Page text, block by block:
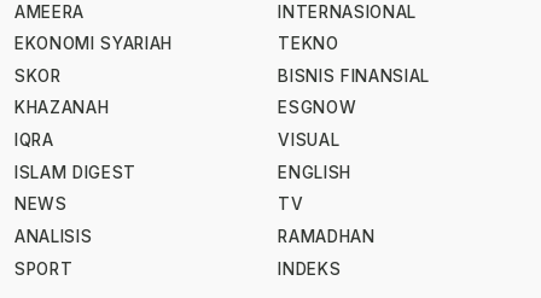
AMEERA
EKONOMI SYARIAH
SKOR
KHAZANAH
IQRA
ISLAM DIGEST
NEWS
ANALISIS
SPORT
INTERNASIONAL
TEKNO
BISNIS FINANSIAL
ESGNOW
VISUAL
ENGLISH
TV
RAMADHAN
INDEKS